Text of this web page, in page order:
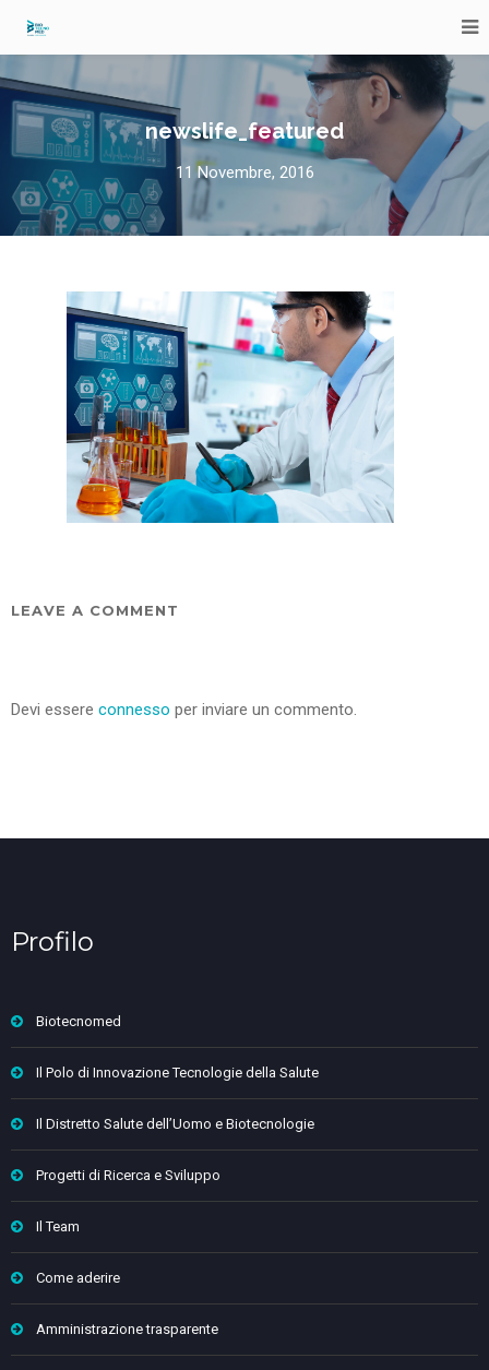
newslife_featured
11 Novembre, 2016
LEAVE A COMMENT
Devi essere connesso per inviare un commento.
Profilo
Biotecnomed
Il Polo di Innovazione Tecnologie della Salute
Il Distretto Salute dell’Uomo e Biotecnologie
Progetti di Ricerca e Sviluppo
Il Team
Come aderire
Amministrazione trasparente